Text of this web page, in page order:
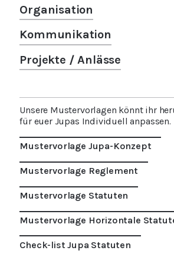
Organisation
Kommunikation
Projekte / Anlässe
Unsere Mustervorlagen könnt ihr
für euer Jupas Individuell anpassen.
Mustervorlage Jupa-Konzept
Mustervorlage Reglement
Mustervorlage Statuten
Mustervorlage Horizontale
Check-list Jupa Statuten